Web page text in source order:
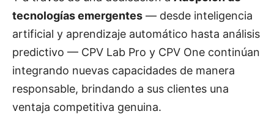
tecnologías emergentes — desde inteligencia
artificial y aprendizaje automático hasta análisis
predictivo — CPV Lab Pro y CPV One continúan
integrando nuevas capacidades de manera
responsable, brindando a sus clientes una
ventaja competitiva genuina.